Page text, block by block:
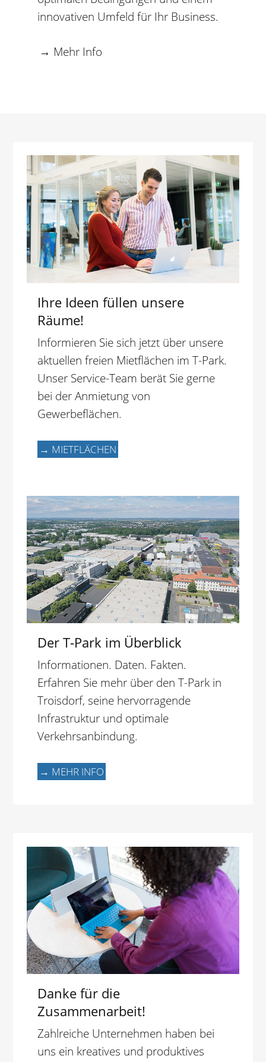
innovativen Umfeld für Ihr Business.
→ Mehr Info
Ihre Ideen füllen unsere
Räume!
Informieren Sie sich jetzt über unsere
aktuellen freien Mietflächen im T-Park.
Unser Service-Team berät Sie gerne
bei der Anmietung von
Gewerbeflächen.
→ MIETFLÄCHEN
Der T-Park im Überblick
Informationen. Daten. Fakten.
Erfahren Sie mehr über den T-Park in
Troisdorf, seine hervorragende
Infrastruktur und optimale
Verkehrsanbindung.
→ MEHR INFO
Danke für die
Zusammenarbeit!
Zahlreiche Unternehmen haben bei
uns ein kreatives und produktives